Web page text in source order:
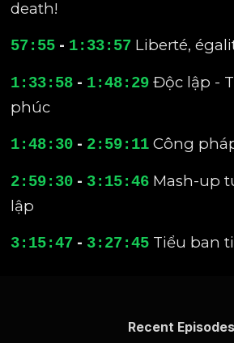
death!
57:55 - 1:33:57 Liberté,
1:33:58 - 1:48:29 Độc lập -
phúc
1:48:30 - 2:59:11 Công
2:59:30 - 3:15:46 Mash-up
lập
3:15:47 - 3:27:45 Tiểu ban
Recent Episodes